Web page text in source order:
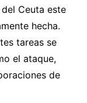
Ceuta este
hecha.
tareas se
el ataque,
de